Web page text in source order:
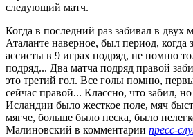
следующий матч.
Когда в последний раз забивал в двух
Аталанте наверное, был период, когда
ассисты в 9 играх подряд, не помню
подряд... Два матча подряд правой
это третий гол. Все голы помню,
сейчас правой... Классно, что забил,
Исландии было жесткое поле, мяч
мягче, больше было песка, было
Малиновский в комментарии пресс-